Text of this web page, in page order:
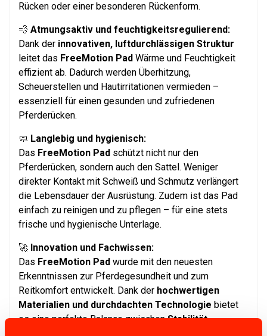
Rücken oder einer besonderen Rückenform.
💨 Atmungsaktiv und feuchtigkeitsregulierend:
Dank der innovativen, luftdurchlässigen Struktur
leitet das FreeMotion Pad Wärme und Feuchtigkeit
effizient ab. Dadurch werden Überhitzung,
Scheuerstellen und Hautirritationen vermieden –
essenziell für einen gesunden und zufriedenen
Pferderücken.
🧼 Langlebig und hygienisch:
Das FreeMotion Pad schützt nicht nur den
Pferderücken, sondern auch den Sattel. Weniger
direkter Kontakt mit Schweiß und Schmutz verlängert
die Lebensdauer der Ausrüstung. Zudem ist das Pad
einfach zu reinigen und zu pflegen – für eine stets
frische und hygienische Unterlage.
🚀 Innovation und Fachwissen:
Das FreeMotion Pad wurde mit den neuesten
Erkenntnissen zur Pferdegesundheit und zum
Reitkomfort entwickelt. Dank der hochwertigen
Materialien und durchdachten Technologie bietet
es eine perfekte Balance zwischenStabilität,